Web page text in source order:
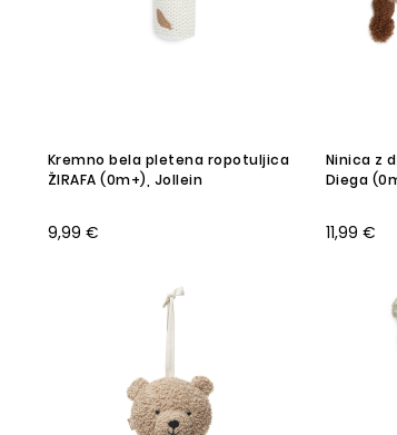
Kremno bela pletena ropotuljica
ŽIRAFA (0m+), Jollein
9,99 €
Ninica z
Diega
11,99 €